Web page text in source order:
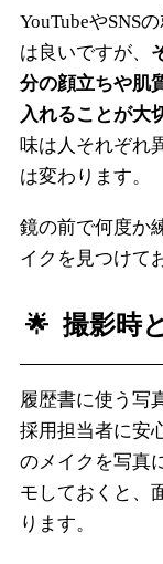
YouTubeやSNS
は良いですが、
分の顔立ちや肌
入れることが大
味は人それぞれ
は変わります。
鏡の前で何度か
イクを見つけて
撮影時
履歴書に使う写
採用担当者に安
のメイクを写真
モしておくと、
ります。